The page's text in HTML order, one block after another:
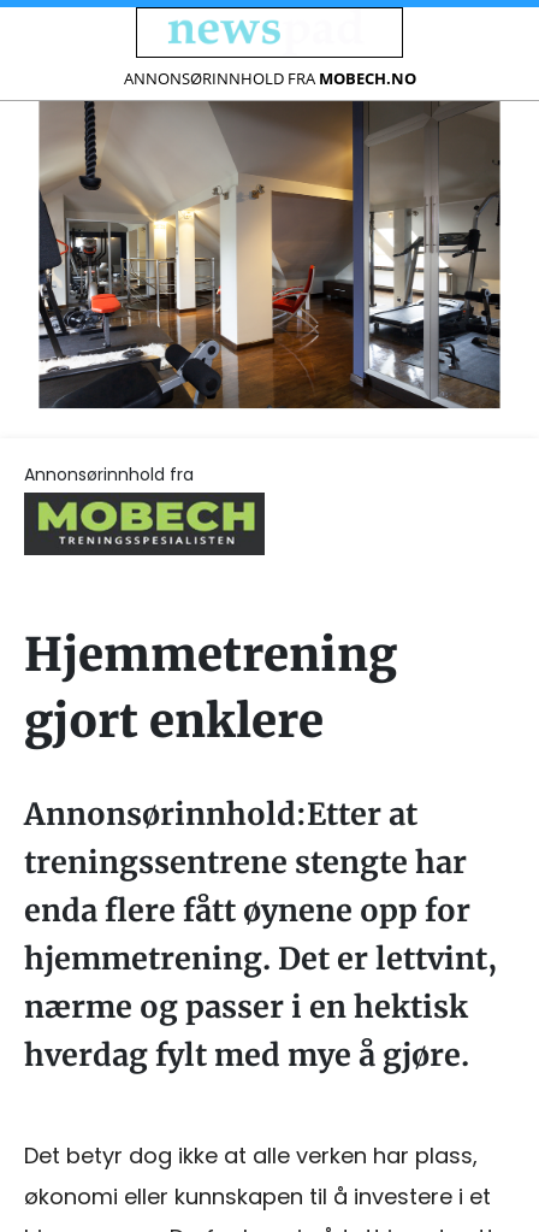
ANNONSØRINNHOLD FRA MOBECH.NO
Annonsørinnhold fra
Hjemmetrening
gjort enklere
Annonsørinnhold:Etter at
treningssentrene stengte har
enda flere fått øynene opp for
hjemmetrening. Det er lettvint,
nærme og passer i en hektisk
hverdag fylt med mye å gjøre.
Det betyr dog ikke at alle verken har plass,
økonomi eller kunnskapen til å investere i et